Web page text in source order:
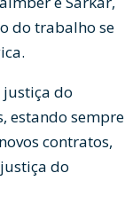
do trabalho se
justiça do
estando sempre
contratos,
do